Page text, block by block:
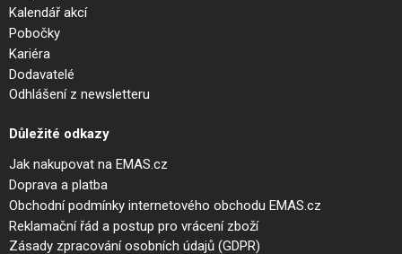
Kalendář akcí
Pobočky
Kariéra
Dodavatelé
Odhlášení z newsletteru
Důležité odkazy
Jak nakupovat na EMAS.cz
Doprava a platba
Obchodní podmínky internetového obchodu EMAS.cz
Reklamační řád a postup pro vrácení zboží
Zásady zpracování osobních údajů (GDPR)